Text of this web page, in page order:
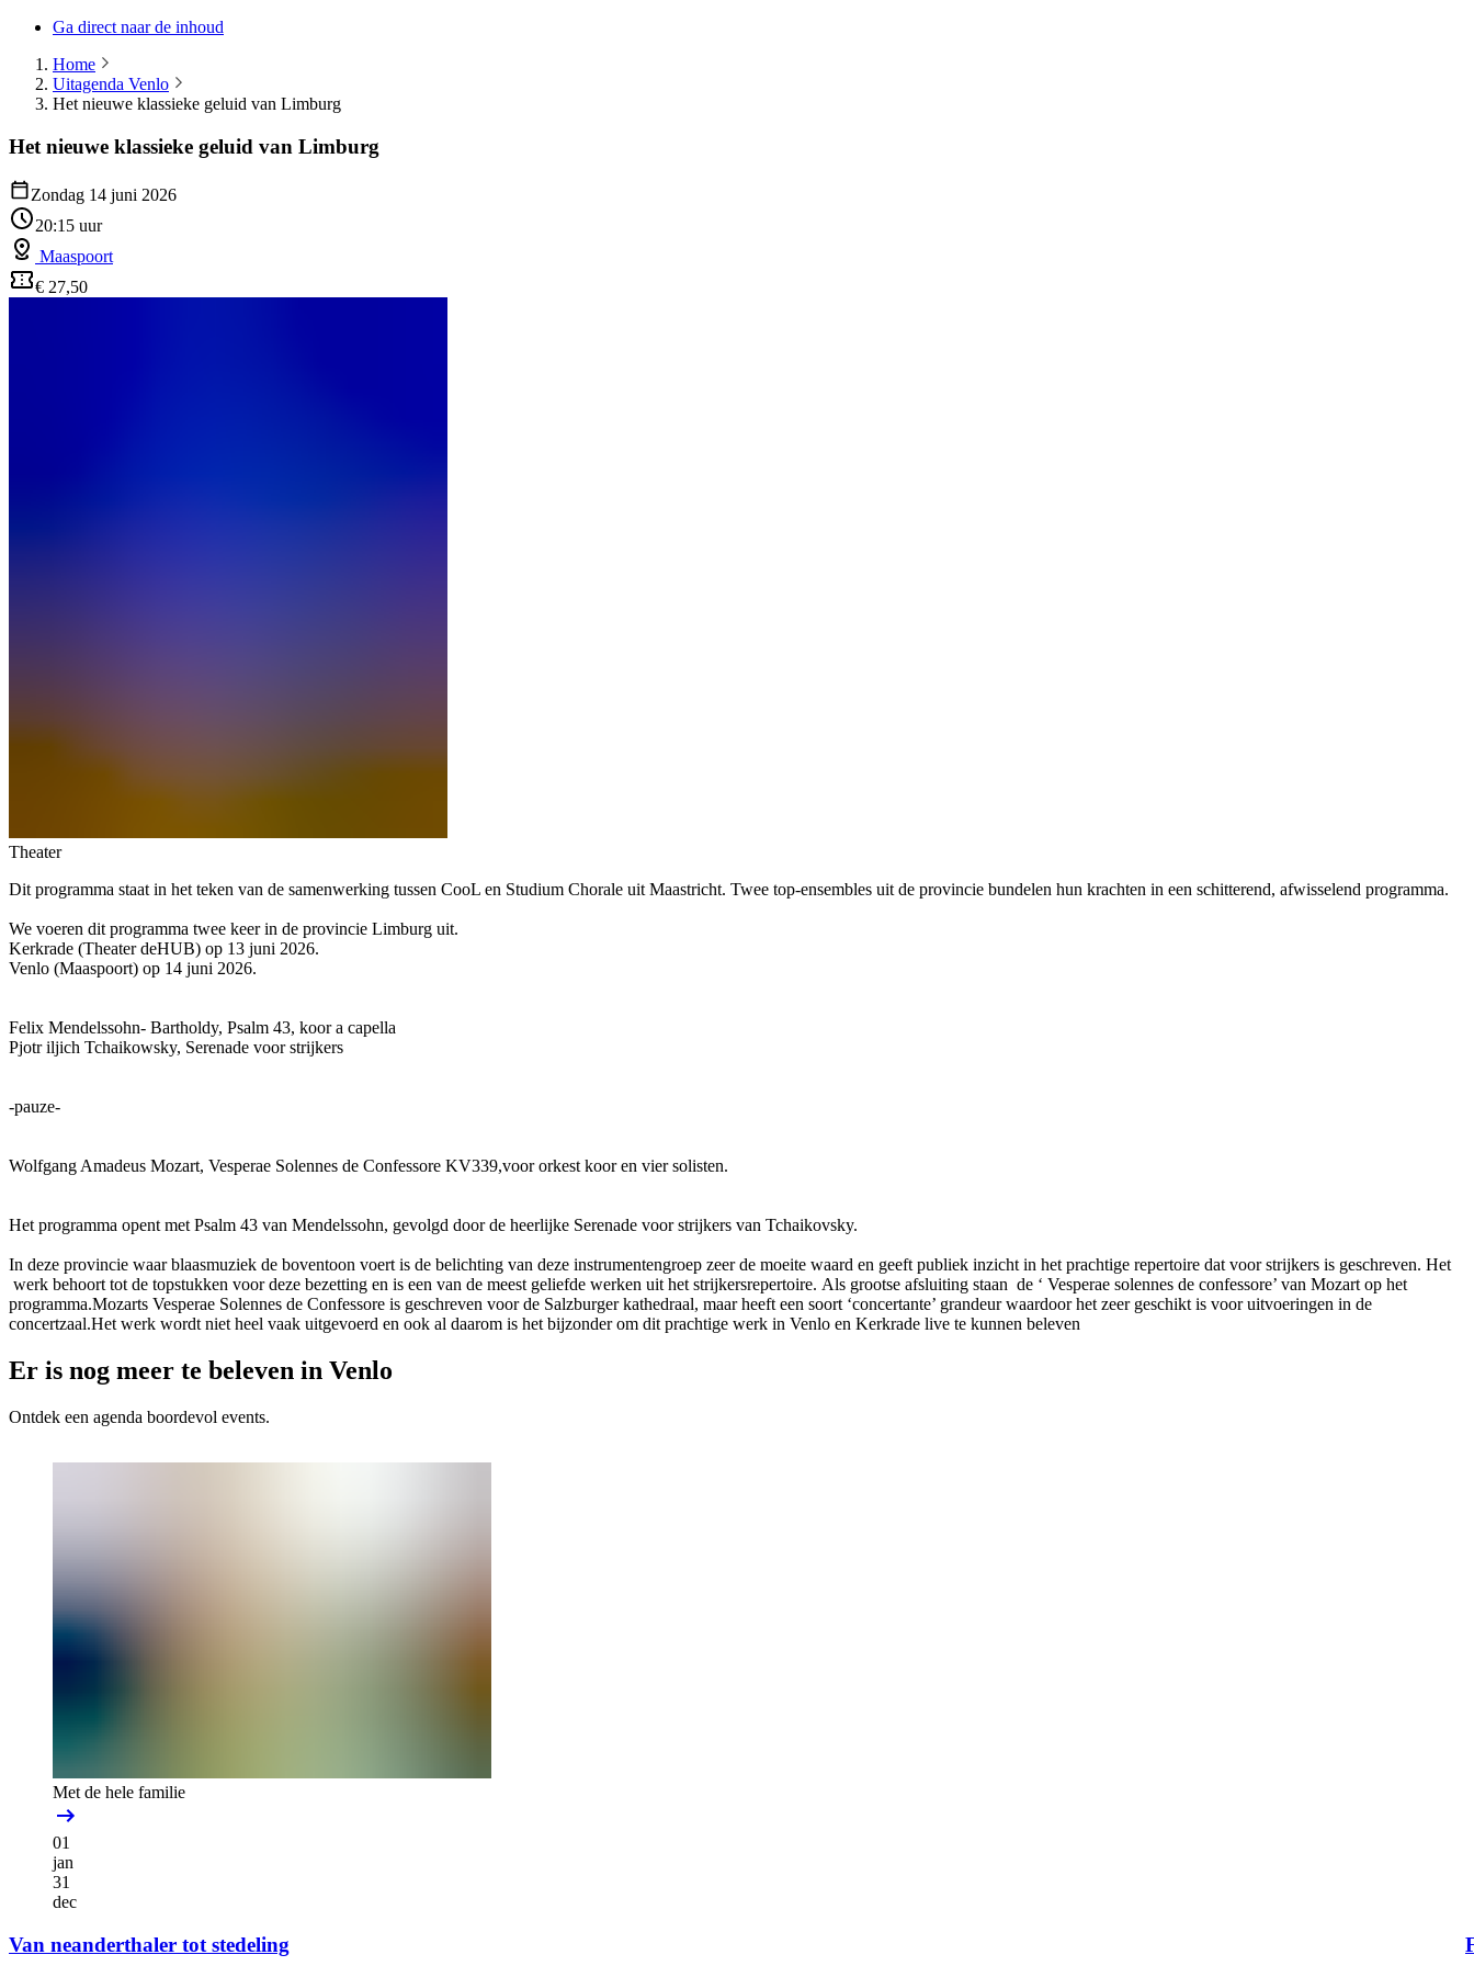
Ga direct naar de inhoud
Home
Uitagenda Venlo
Het nieuwe klassieke geluid van Limburg
Het nieuwe klassieke geluid van Limburg
Zondag 14 juni 2026
20:15 uur
Maaspoort
€ 27,50
Theater
Dit programma staat in het teken van de samenwerking tussen CooL en Studium Chorale uit Maastricht. Twee top-ensembles uit de provincie bundelen hun krachten in een schitterend, afwisselend programma.
We voeren dit programma twee keer in de provincie Limburg uit.
Kerkrade (Theater deHUB) op 13 juni 2026.
Venlo (Maaspoort) op 14 juni 2026.
Felix Mendelssohn- Bartholdy, Psalm 43, koor a capella
Pjotr iljich Tchaikowsky, Serenade voor strijkers
-pauze-
Wolfgang Amadeus Mozart, Vesperae Solennes de Confessore KV339,voor orkest koor en vier solisten.
Het programma opent met Psalm 43 van Mendelssohn, gevolgd door de heerlijke Serenade voor strijkers van Tchaikovsky.
In deze provincie waar blaasmuziek de boventoon voert is de belichting van deze instrumentengroep zeer de moeite waard en geeft publiek inzicht in het prachtige repertoire dat voor strijkers is geschreven. Het
werk behoort tot de topstukken voor deze bezetting en is een van de meest geliefde werken uit het strijkersrepertoire. Als grootse afsluiting staan de ‘ Vesperae solennes de confessore’ van Mozart op het
programma.Mozarts Vesperae Solennes de Confessore is geschreven voor de Salzburger kathedraal, maar heeft een soort ‘concertante’ grandeur waardoor het zeer geschikt is voor uitvoeringen in de
concertzaal.Het werk wordt niet heel vaak uitgevoerd en ook al daarom is het bijzonder om dit prachtige werk in Venlo en Kerkrade live te kunnen beleven
Er is nog meer te beleven in Venlo
Ontdek een agenda boordevol events.
Met de hele familie
01
jan
31
dec
Van neanderthaler tot stedeling